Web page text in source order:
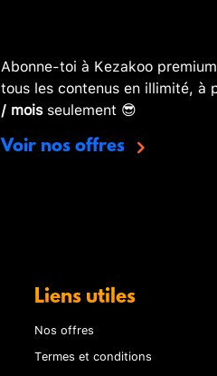
Abonne-toi à Kezakoo
tous les contenus en illimité, à
/ moisseulement 😎
Voir nos offres
Liens utiles
Nos offres
Termes et conditions